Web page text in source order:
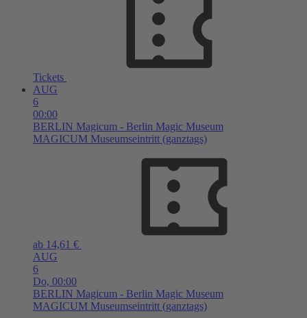
Tickets
AUG
6
00:00
BERLIN Magicum - Berlin Magic Museum
MAGICUM Museumseintritt (ganztags)
ab 14,61 €
AUG
6
Do, 00:00
BERLIN Magicum - Berlin Magic Museum
MAGICUM Museumseintritt (ganztags)